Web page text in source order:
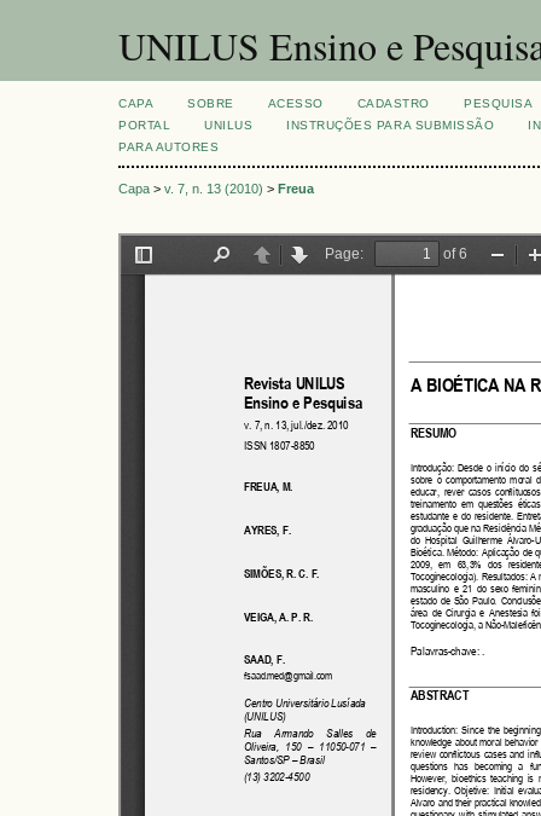
UNILUS Ensino e
CAPA SOBRE ACESSO CADASTRO
PESQUISA
PORTAL
UNILUS INSTRUÇÕES PARA SUBMISSÃO
PARA AUTORES
Capa > v. 7, n. 13 (2010) > Freua